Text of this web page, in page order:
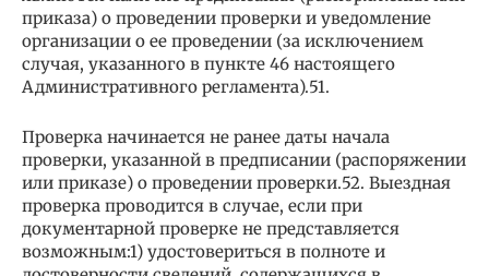
приказа) о проведении проверки и уведомление
организации о ее проведении (за исключением
случая, указанного в пункте 46 настоящего
Административного регламента).51.
Проверка начинается не ранее даты начала
проверки, указанной в предписании (распоряжении
или приказе) о проведении проверки.52. Выездная
проверка проводится в случае, если при
документарной проверке не представляется
возможным:1) удостовериться в полноте и